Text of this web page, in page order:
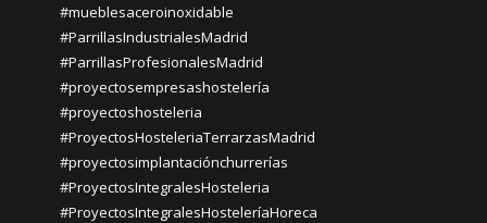
#mueblesaceroinoxidable
#ParrillasIndustrialesMadrid
#ParrillasProfesionalesMadrid
#proyectosempresashostelería
#proyectoshosteleria
#ProyectosHosteleriaTerrarzasMadrid
#proyectosimplantaciónchurrerías
#ProyectosIntegralesHosteleria
#ProyectosIntegralesHosteleríaHoreca